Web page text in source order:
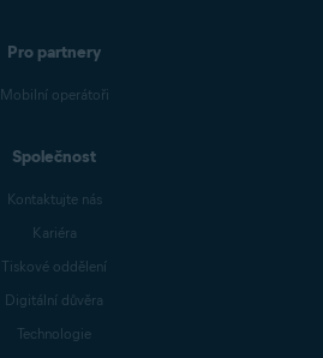
Pro partnery
Mobilní operátoři
Společnost
Kontaktujte nás
Kariéra
Tiskové oddělení
Digitální důvěra
Technologie